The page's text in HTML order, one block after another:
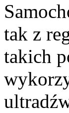
tak z
takich